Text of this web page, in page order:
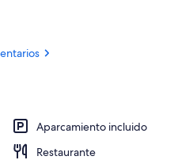
Jardines del alojamiento
Aparcamiento incluido
Restaurante